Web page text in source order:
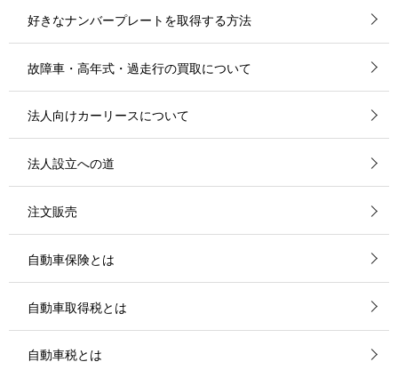
好きなナンバープレートを取得する方法
故障車・高年式・過走行の買取について
法人向けカーリースについて
法人設立への道
注文販売
自動車保険とは
自動車取得税とは
自動車税とは